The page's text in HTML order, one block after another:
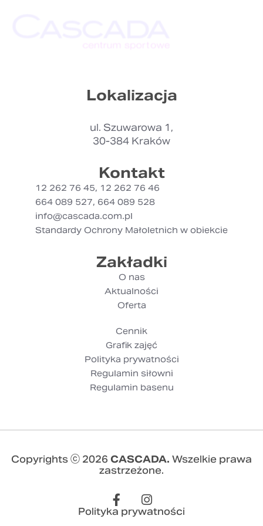
Lokalizacja
ul. Szuwarowa 1,
30-384 Kraków
Kontakt
12 262 76 45, 12 262 76 46
664 089 527, 664 089 528
info@cascada.com.pl
Standardy Ochrony Małoletnich w obiekcie
Zakładki
O nas
Aktualności
Oferta
Cennik
Grafik zajęć
Polityka prywatności
Regulamin siłowni
Regulamin basenu
Copyrights Ⓒ 2026 CASCADA. Wszelkie prawa
zastrzeżone.
Polityka prywatności